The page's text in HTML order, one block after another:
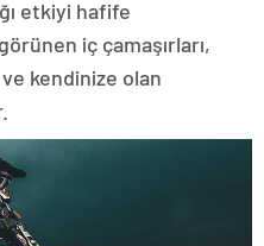
etkiyi hafife
iç çamaşırları,
kendinize olan